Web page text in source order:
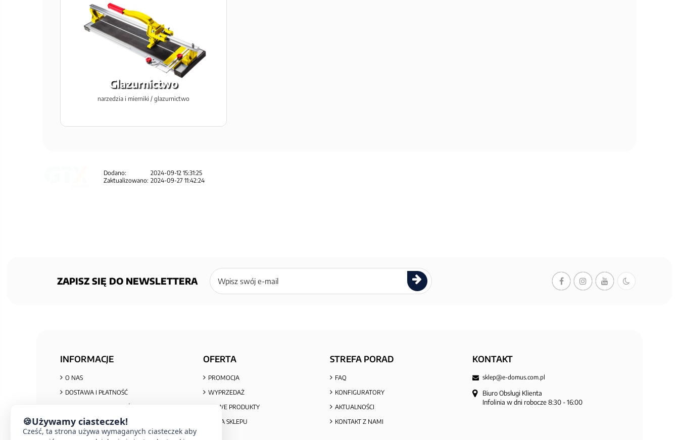
Glazurnictwo
narzedzia i mierniki / glazurnictwo
Dodano:
2024-09-12 15:31:25
Zaktualizowano: 2024-09-27 11:42:24
ZAPISZ SIĘ DO NEWSLETTERA
Zapisz
się
newslettera
INFORMACJE
O NAS
DOSTAWA I PŁATNOŚĆ
REGULAMIN ZAKUPÓW
REKLAMACJE I ZWROTY
OFERTA
PROMOCJA
WYPRZEDAŻ
NOWE PRODUKTY
MAPA SKLEPU
STREFA PORAD
FAQ
KONFIGURATORY
AKTUALNOŚCI
KONTAKT Z NAMI
KONTAKT
sklep@e-domus.com.pl
Biuro Obsługi Klienta
Infolinia w dni robocze 8:30 - 16:00
🍪Używamy ciasteczek!
Cześć, ta strona używa wymaganych ciasteczek aby